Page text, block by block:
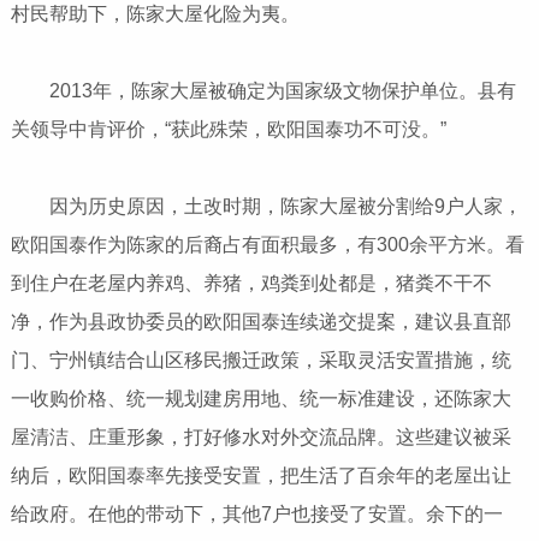
村民帮助下，陈家大屋化险为夷。
2013年，陈家大屋被确定为国家级文物保护单位。县有
关领导中肯评价，“获此殊荣，欧阳国泰功不可没。”
因为历史原因，土改时期，陈家大屋被分割给9户人家，
欧阳国泰作为陈家的后裔占有面积最多，有300余平方米。看
到住户在老屋内养鸡、养猪，鸡粪到处都是，猪粪不干不
净，作为县政协委员的欧阳国泰连续递交提案，建议县直部
门、宁州镇结合山区移民搬迁政策，采取灵活安置措施，统
一收购价格、统一规划建房用地、统一标准建设，还陈家大
屋清洁、庄重形象，打好修水对外交流品牌。这些建议被采
纳后，欧阳国泰率先接受安置，把生活了百余年的老屋出让
给政府。在他的带动下，其他7户也接受了安置。余下的一